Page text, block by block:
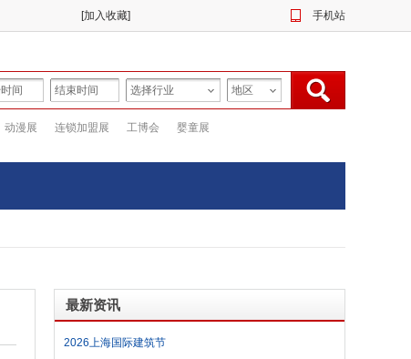
[加入收藏] 手机站
动漫展 连锁加盟展 工博会 婴童展
最新资讯
2026上海国际建筑节